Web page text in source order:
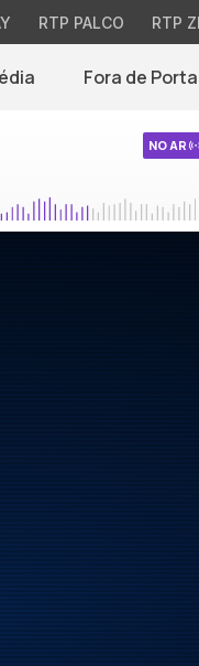
RTP PALCO RTP
Fora de
NO AR